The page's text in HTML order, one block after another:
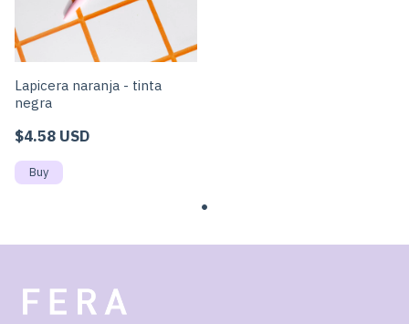
Lapicera naranja - tinta
negra
$4.58 USD